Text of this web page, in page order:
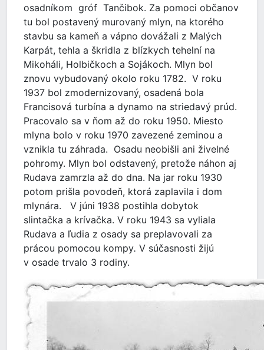
osadníkom gróf Tančibok. Za pomoci občanov
tu bol postavený murovaný mlyn, na ktorého
stavbu sa kameň a vápno dovážali z Malých
Karpát, tehla a škridla z blízkych tehelní na
Mikoháli, Holbičkoch a Sojákoch. Mlyn bol
znovu vybudovaný okolo roku 1782. V roku
1937 bol zmodernizovaný, osadená bola
Francisová turbína a dynamo na striedavý prúd.
Pracovalo sa v ňom až do roku 1950. Miesto
mlyna bolo v roku 1970 zavezené zeminou a
vznikla tu záhrada. Osadu neobišli ani živelné
pohromy. Mlyn bol odstavený, pretože náhon aj
Rudava zamrzla až do dna. Na jar roku 1930
potom prišla povodeň, ktorá zaplavila i dom
mlynára. V júni 1938 postihla dobytok
slintačka a krívačka. V roku 1943 sa vyliala
Rudava a ľudia z osady sa preplavovali za
prácou pomocou kompy. V súčasnosti žijú
v osade trvalo 3 rodiny.